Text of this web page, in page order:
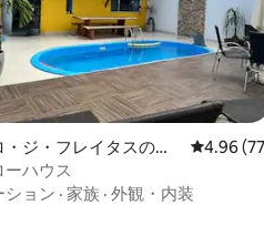
・ジ・フレイタスの一
レビュー
4.96
ーハウス
ション · 家族 · 外観・内装